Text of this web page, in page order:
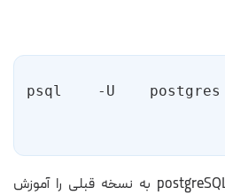
psql -U
در بخش بعدی، بازگرداندن postgreSQL به نسخه قبلی را آموزش